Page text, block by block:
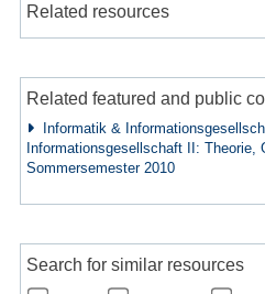
Related resources
Related featured and public
Informatik &
Informationsgesellschaft II: Theorie,
Sommersemester 2010
Search for similar resources